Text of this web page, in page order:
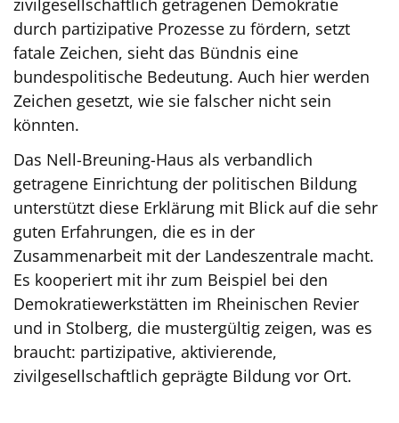
durch partizipative Prozesse zu fördern, setzt
fatale Zeichen, sieht das Bündnis eine
bundespolitische Bedeutung. Auch hier werden
Zeichen gesetzt, wie sie falscher nicht sein
könnten.
Das Nell-Breuning-Haus als verbandlich
getragene Einrichtung der politischen Bildung
unterstützt diese Erklärung mit Blick auf die sehr
guten Erfahrungen, die es in der
Zusammenarbeit mit der Landeszentrale macht.
Es kooperiert mit ihr zum Beispiel bei den
Demokratiewerkstätten im Rheinischen Revier
und in Stolberg, die mustergültig zeigen, was es
braucht: partizipative, aktivierende,
zivilgesellschaftlich geprägte Bildung vor Ort.